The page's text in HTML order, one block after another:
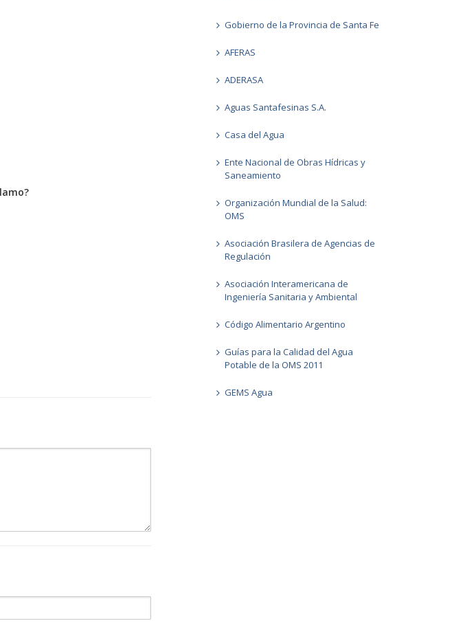
Gobierno de la Provincia de Santa Fe
AFERAS
ADERASA
Aguas Santafesinas S.A.
Casa del Agua
Ente Nacional de Obras Hídricas y
Saneamiento
Organización Mundial de la Salud:
OMS
Asociación Brasilera de Agencias de
Regulación
Asociación Interamericana de
Ingeniería Sanitaria y Ambiental
Código Alimentario Argentino
Guías para la Calidad del Agua
Potable de la OMS 2011
GEMS Agua